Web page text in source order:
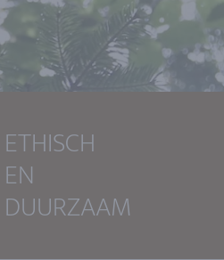
ETHISCH
EN
DUURZAAM